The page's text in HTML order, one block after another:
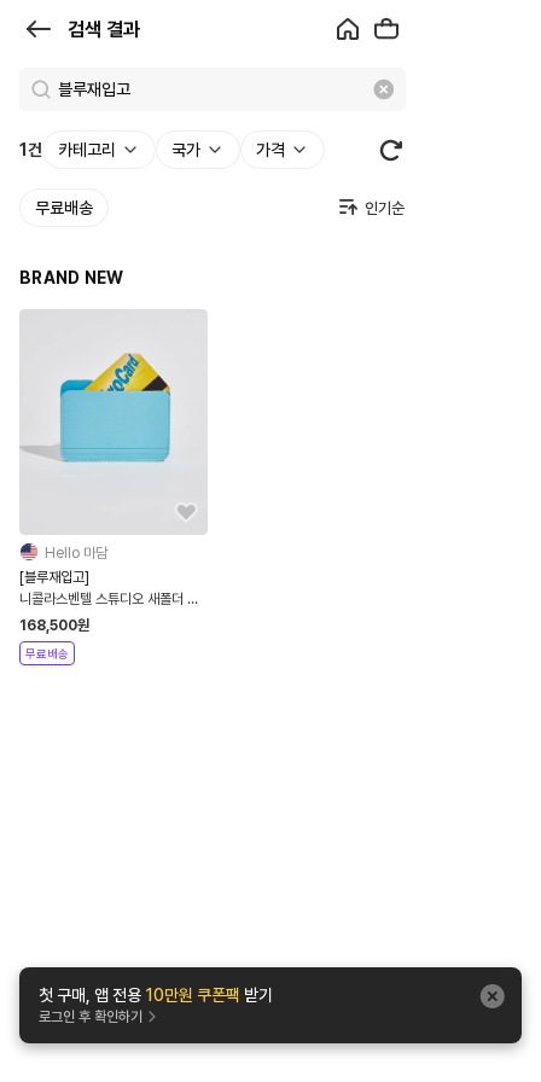
첫 구매, 앱 전용 10만원 쿠폰팩 받기
로그인 후 확인하기
검색 결과
과
로
켓
1 건 카테고리 국가 가격
무료배송
BRAND NEW
Hello 마담
[블루재입고]
니콜라스벤텔 스튜디오 새폴더 비
건가죽 카드지갑 지갑 Untitled
Folder Wallet
168,500원
무료배송